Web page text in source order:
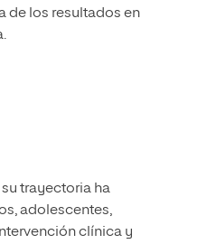
de los resultados en
trayectoria ha
adolescentes,
clínica y